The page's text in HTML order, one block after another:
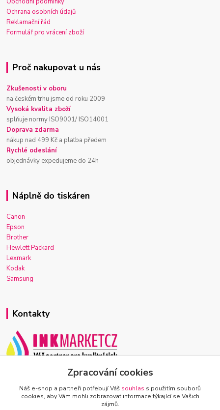
Ochrana osobních údajů
Reklamační řád
Formulář pro vrácení zboží
Proč nakupovat u nás
Zkušenosti v oboru
na českém trhu jsme od roku 2009
Vysoká kvalita zboží
splňuje normy ISO9001/ ISO14001
Doprava zdarma
nákup nad 499 Kč a platba předem
Rychlé odeslání
objednávky expedujeme do 24h
Náplně do tiskáren
Canon
Epson
Brother
Hewlett Packard
Lexmark
Kodak
Samsung
Kontakty
Josef Macek
+420 603 921 266
Po-Ne, 7-22h
Zpracování cookies
Náš e-shop a partneři potřebují Váš souhlas s použitím souborů
cookies, aby Vám mohli zobrazovat informace týkající se Vašich
zájmů.